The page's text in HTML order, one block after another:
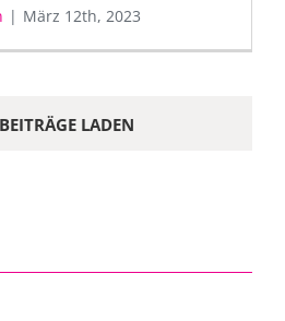
| März 12th, 2023
LADEN